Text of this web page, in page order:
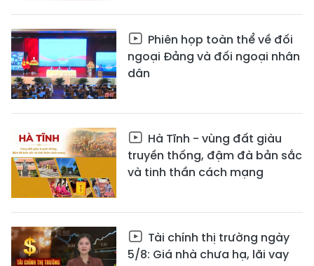
Phiên họp toàn thể về đối
ngoại Đảng và đối ngoại nhân
dân
Hà Tĩnh - vùng đất giàu
truyền thống, đậm đà bản sắc
và tinh thần cách mạng
Tài chính thị trường ngày
5/8: Giá nhà chưa hạ, lãi vay